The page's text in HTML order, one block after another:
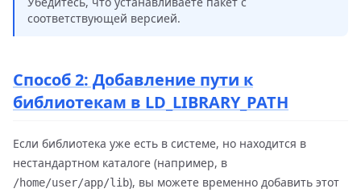
соответствующей версией.
Способ 2: Добавление пути к
библиотекам в LD_LIBRARY_PATH
Если библиотека уже есть в системе, но находится в
нестандартном каталоге (например, в
/home/user/app/lib), вы можете временно добавить этот